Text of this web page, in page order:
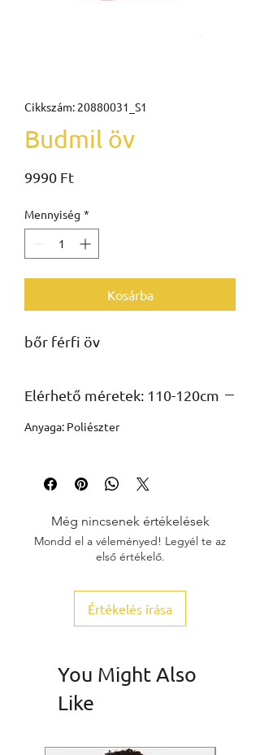
Cikkszám: 20880031_S1
Budmil öv
9990 FtÁr
Mennyiség *
Kosárba
bőr férfi öv
Elérhető méretek: 110-120cm
Anyaga: Poliészter
Még nincsenek értékelések
Mondd el a véleményed! Legyél te az
első értékelő.
Értékelés írása
You Might Also
Like